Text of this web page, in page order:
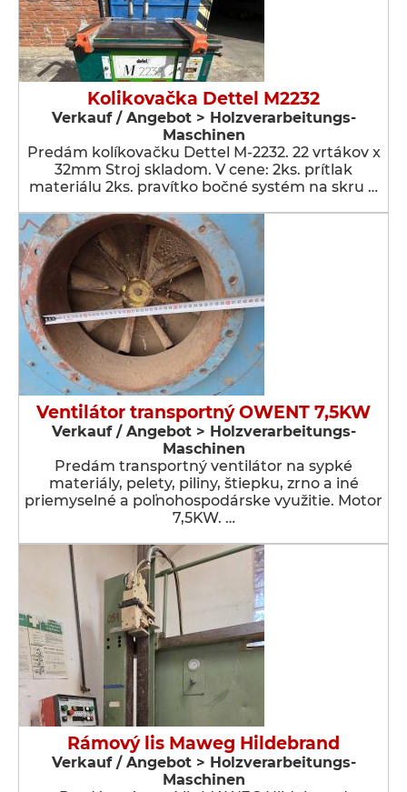
Kolikovačka Dettel M2232
Verkauf / Angebot > Holzverarbeitungs-
Maschinen
Predám kolíkovačku Dettel M-2232. 22 vrtákov x
32mm Stroj skladom. V cene: 2ks. prítlak
materiálu 2ks. pravítko bočné systém na skru …
Ventilátor transportný OWENT 7,5KW
Verkauf / Angebot > Holzverarbeitungs-
Maschinen
Predám transportný ventilátor na sypké
materiály, pelety, piliny, štiepku, zrno a iné
priemyselné a poľnohospodárske využitie. Motor
7,5KW. …
Rámový lis Maweg Hildebrand
Verkauf / Angebot > Holzverarbeitungs-
Maschinen